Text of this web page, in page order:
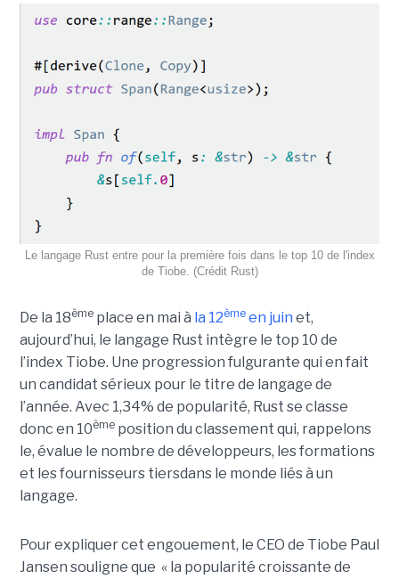
Le langage Rust entre pour la première fois dans le top 10 de l'index
de Tiobe. (Crédit Rust)
De la 18èmeplace en mai à la 12èmeen juin et,
aujourd’hui, le langage Rust intègre le top 10 de
l’index Tiobe. Une progression fulgurante qui en fait
un candidat sérieux pour le titre de langage de
l’année. Avec 1,34% de popularité, Rust se classe
donc en 10èmeposition du classement qui, rappelons
le, évalue le nombre de développeurs, les formations
et les fournisseurs tiersdans le monde liés à un
langage.
Pour expliquer cet engouement, le CEO de Tiobe Paul
Jansen souligne que « la popularité croissante de